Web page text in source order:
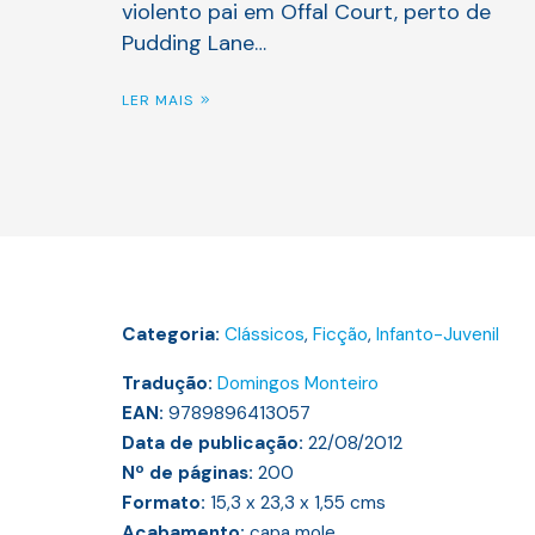
violento pai em Offal Court, perto de
Pudding Lane…
LER MAIS
Categoria: Clássicos, Ficção, Infanto-Juvenil
Tradução: Domingos Monteiro
EAN: 9789896413057
Data de publicação: 22/08/2012
Nº de páginas: 200
Formato: 15,3 x 23,3 x 1,55 cms